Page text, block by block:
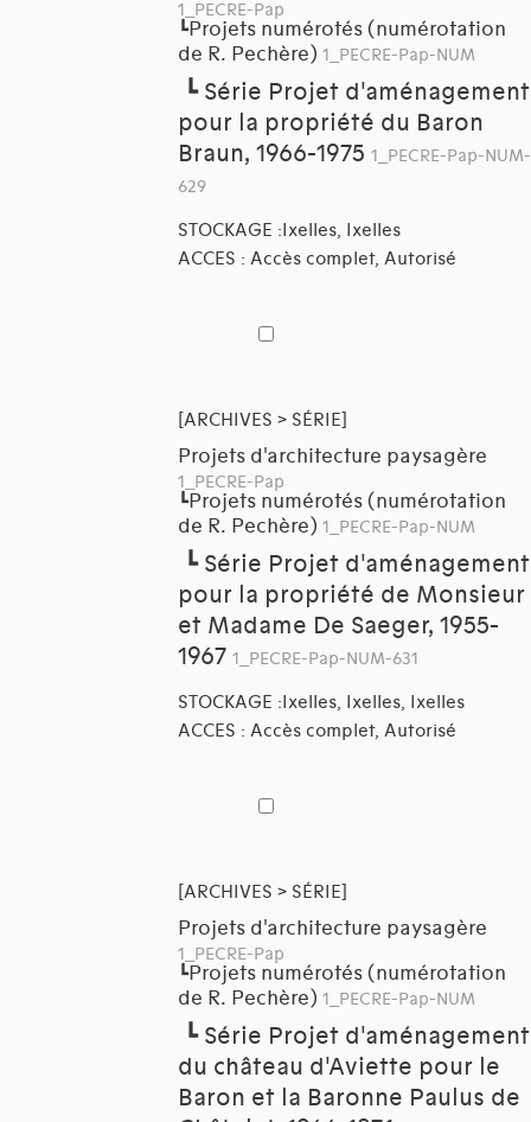
1_PECRE-Pap
┗Projets numérotés (numérotation
de R. Pechère) 1_PECRE-Pap-NUM
┗ Série Projet d'aménagement
pour la propriété du Baron
Braun, 1966-1975 1_PECRE-Pap-NUM-
629
STOCKAGE :Ixelles, Ixelles
ACCES : Accès complet, Autorisé
[ARCHIVES > SÉRIE]
Projets d'architecture paysagère
1_PECRE-Pap
┗Projets numérotés (numérotation
de R. Pechère) 1_PECRE-Pap-NUM
┗ Série Projet d'aménagement
pour la propriété de Monsieur
et Madame De Saeger, 1955-
1967 1_PECRE-Pap-NUM-631
STOCKAGE :Ixelles, Ixelles, Ixelles
ACCES : Accès complet, Autorisé
[ARCHIVES > SÉRIE]
Projets d'architecture paysagère
1_PECRE-Pap
┗Projets numérotés (numérotation
de R. Pechère) 1_PECRE-Pap-NUM
┗ Série Projet d'aménagement
du château d'Aviette pour le
Baron et la Baronne Paulus de